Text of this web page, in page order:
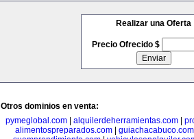
Realizar una Oferta
Precio Ofrecido $
Otros dominios en venta:
pymeglobal.com| alquilerdeherramientas.com|
alimentospreparados.com| guiachacabuco.com